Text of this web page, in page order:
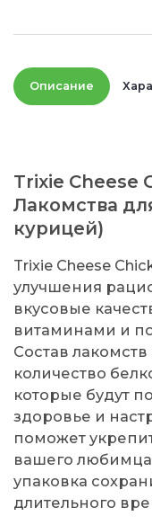
Описание
Trixie Cheese
Лакомства
курицей)
Trixie Cheese
улучшения
вкусовые
витаминами и
Состав
количество
которые будут
здоровье и
поможет
вашего
упаковка
длительного